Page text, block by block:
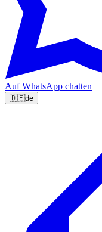
Auf WhatsApp chatten
🇩🇪de